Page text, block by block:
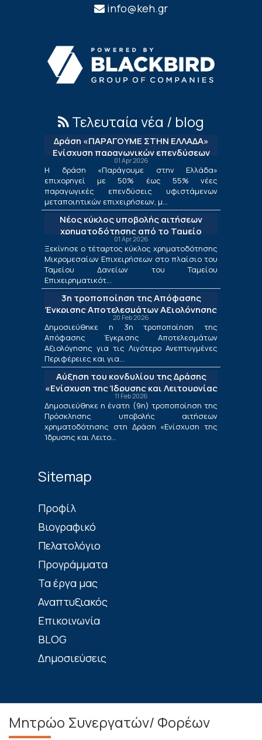
info@keh.gr
Τελευταία νέα / blog
Δράση «ΠΑΡΑΓΟΥΜΕ ΣΤΗΝ ΕΛΛΑΔΑ»
Ενίσχυση παραγωγικών επενδύσεων
μεταποίησης
01 Apr 2026
Η δράση «Παράγουμε στην Ελλάδα»
επιχορηγεί με 50% έως 55% νέες
παραγωγικές επενδύσεις υφιστάμενων
μεταποιητικών επιχειρήσεων, μ...
Νέος κύκλος υποβολής αιτήσεων
χρηματοδότησης από το Ταμείο
Δανείων του ΤΕΠΙΧ ΙΙΙ
01 Apr 2026
Ξεκίνησε ο τέταρτος κύκλος χρηματοδότησης
Μικρομεσαίων Επιχειρήσεων στο πλαίσιο του
Ταμείου Δανείων του Ταμείου
Επιχειρηματικότ...
3η τροποποίηση της Απόφασης
Έγκρισης Αποτελεσμάτων Αξιολόγησης
για τις Λιγότερο Ανεπτυγμένες
Περιφέρειες και για τις Περιφέρειες
Μετάβασης στο πλαίσιο της Δράσης
«Ενίσχυση της Ίδρυσης και Λειτουργίας
Νέων Μικρομεσαίων Τουριστικών
Επιχειρήσεων»
20 Feb 2026
Δημοσιεύθηκε η 3η τροποποίηση της
Απόφασης Έγκρισης Αποτελεσμάτων
Αξιολόγησης για τις Λιγότερο Ανεπτυγμένες
Περιφέρειες και για...
Αύξηση του κονδυλίου της Δράσης
«Ενίσχυση της Ίδρυσης και Λειτουργίας
Νέων Μικρομεσαίων Τουριστικών
Επιχειρήσεων»
11 Feb 2026
Δημοσιεύθηκε η ένατη (9η) τροποποίηση της
Πρόσκλησης υποβολής αιτήσεων
χρηματοδότησης στη Δράση «Ενίσχυση της
Ίδρυσης και Λειτο...
Sitemap
Πρoφίλ
Βιογραφικό
Πελατολόγιο
Προγράμματα
Τα έργα μας
Αναπτυξιακός
Επικοινωνία
BLOG
Δημοσιεύσεις
Μητρώο Συνεργατών/ Φορέων